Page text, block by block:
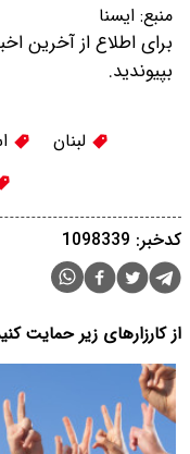
منبع: ایسنا
برای اطلاع از آخرین
بپیوندید.
لبنان
کدخبر: 1098339
از کارزارهای زیر حمایت